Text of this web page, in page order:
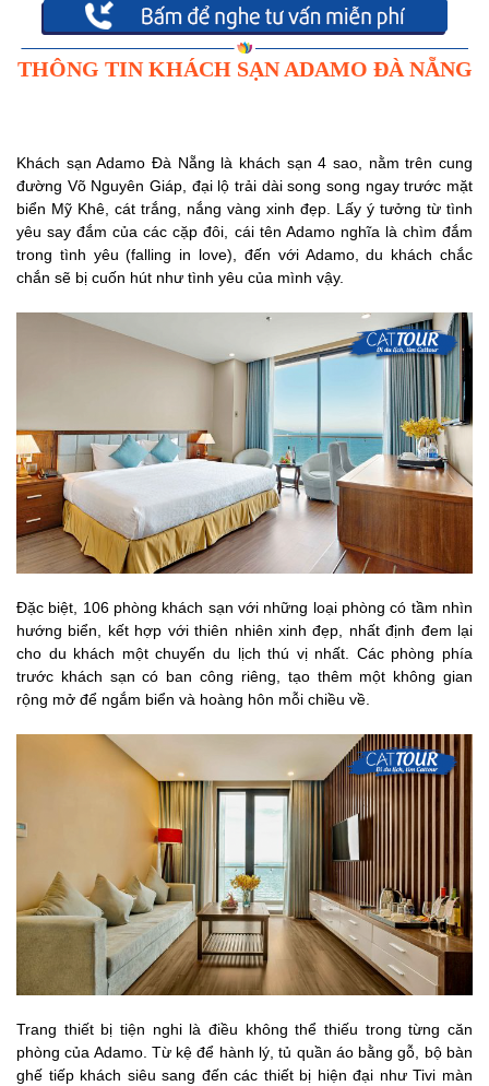
THÔNG TIN KHÁCH SẠN ADAMO ĐÀ NẴNG
Khách sạn Adamo Đà Nẵng là khách sạn 4 sao, nằm trên cung
đường Võ Nguyên Giáp, đại lộ trải dài song song ngay trước mặt
biển Mỹ Khê, cát trắng, nắng vàng xinh đẹp. Lấy ý tưởng từ tình
yêu say đắm của các cặp đôi, cái tên Adamo nghĩa là chìm đắm
trong tình yêu (falling in love), đến với Adamo, du khách chắc
chắn sẽ bị cuốn hút như tình yêu của mình vậy.
Đặc biệt, 106 phòng khách sạn với những loại phòng có tầm nhìn
hướng biển, kết hợp với thiên nhiên xinh đẹp, nhất định đem lại
cho du khách một chuyến du lịch thú vị nhất. Các phòng phía
trước khách sạn có ban công riêng, tạo thêm một không gian
rộng mở để ngắm biển và hoàng hôn mỗi chiều về.
Trang thiết bị tiện nghi là điều không thể thiếu trong từng căn
phòng của Adamo. Từ kệ để hành lý, tủ quần áo bằng gỗ, bộ bàn
ghế tiếp khách siêu sang đến các thiết bị hiện đại như Tivi màn